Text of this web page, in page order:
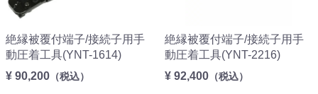
絶縁被覆付端子/接続子用手
動圧着工具(YNT-1614)
¥ 90,200 （税込）
絶縁被覆付端子/接続子用手
動圧着工具(YNT-2216)
¥ 92,400 （税込）